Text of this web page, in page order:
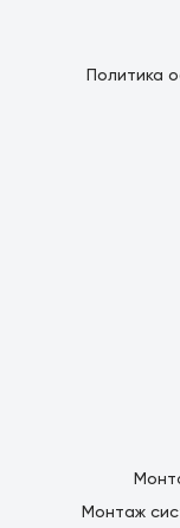
Политика
Монтаж